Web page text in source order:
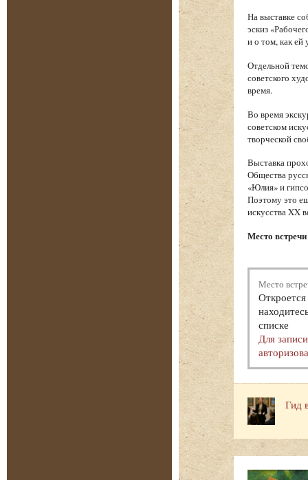
На выставке
эскиз
и о том, как ей
Отдельной
советского
время.
Во время
советском
творческой
Выставка
Общества
«Юлия» и
Поэтому это
искусства XX
Место
Место
списке
Для
Гид